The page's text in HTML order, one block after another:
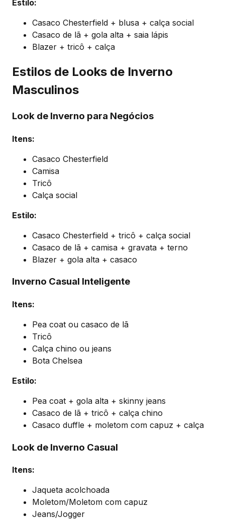
Estilo:
Casaco Chesterfield + blusa + calça social
Casaco de lã + gola alta + saia lápis
Blazer + tricô + calça
Estilos de Looks de Inverno
Masculinos
Look de Inverno para Negócios
Itens:
Casaco Chesterfield
Camisa
Tricô
Calça social
Estilo:
Casaco Chesterfield + tricô + calça social
Casaco de lã + camisa + gravata + terno
Blazer + gola alta + casaco
Inverno Casual Inteligente
Itens:
Pea coat ou casaco de lã
Tricô
Calça chino ou jeans
Bota Chelsea
Estilo:
Pea coat + gola alta + skinny jeans
Casaco de lã + tricô + calça chino
Casaco duffle + moletom com capuz + calça
Look de Inverno Casual
Itens:
Jaqueta acolchoada
Moletom/Moletom com capuz
Jeans/Jogger